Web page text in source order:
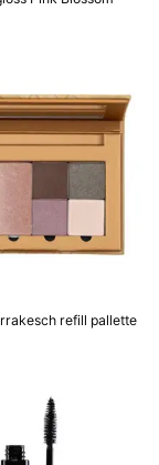
refill pallette